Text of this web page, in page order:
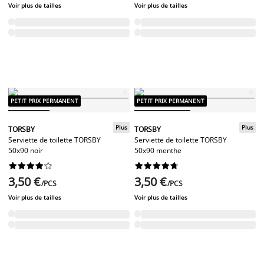
Voir plus de tailles Voir plus de tailles
PETIT PRIX PERMANENT
TORSBY
Serviette de toilette TORSBY
50x90 noir
Plus






3,50 €/PCS
Voir plus de tailles
PETIT PRIX PERMANENT
TORSBY
Serviette de toilette TORSBY
50x90 menthe
Plus






3,50 €/PCS
Voir plus de tailles